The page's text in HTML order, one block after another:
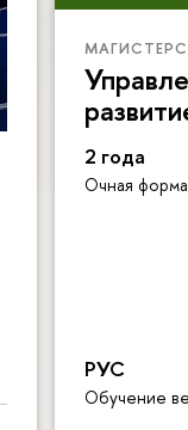
2 года
Очная
РУС
Обучение